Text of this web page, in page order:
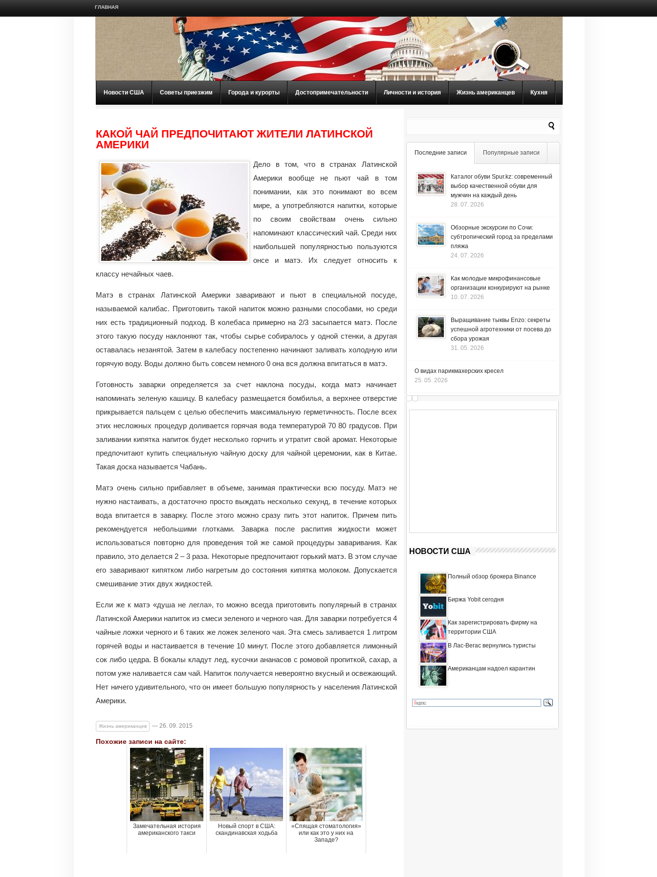
ГЛАВНАЯ
Новости США Советы приезжим Города и курорты Достопримечательности Личности и история Жизнь американцев Кухня
КАКОЙ ЧАЙ ПРЕДПОЧИТАЮТ ЖИТЕЛИ ЛАТИНСКОЙ
АМЕРИКИ
Дело в том, что в странах Латинской
Америки вообще не пьют чай в том
понимании, как это понимают во всем
мире, а употребляются напитки, которые
по своим свойствам очень сильно
напоминают классический чай. Среди них
наибольшей популярностью пользуются
онсе и матэ. Их следует относить к
классу нечайных чаев.
Матэ в странах Латинской Америки заваривают и пьют в специальной посуде,
называемой калибас. Приготовить такой напиток можно разными способами, но среди
них есть традиционный подход. В колебаса примерно на 2/3 засыпается матэ. После
этого такую посуду наклоняют так, чтобы сырье собиралось у одной стенки, а другая
оставалась незанятой. Затем в калебасу постепенно начинают заливать холодную или
горячую воду. Воды должно быть совсем немного 0 она вся должна впитаться в матэ.
Готовность заварки определяется за счет наклона посуды, когда матэ начинает
напоминать зеленую кашицу. В калебасу размещается бомбилья, а верхнее отверстие
прикрывается пальцем с целью обеспечить максимальную герметичность. После всех
этих несложных процедур доливается горячая вода температурой 70 80 градусов. При
заливании кипятка напиток будет несколько горчить и утратит свой аромат. Некоторые
предпочитают купить специальную чайную доску для чайной церемонии, как в Китае.
Такая доска называется Чабань.
Матэ очень сильно прибавляет в объеме, занимая практически всю посуду. Матэ не
нужно настаивать, а достаточно просто выждать несколько секунд, в течение которых
вода впитается в заварку. После этого можно сразу пить этот напиток. Причем пить
рекомендуется небольшими глотками. Заварка после распития жидкости может
использоваться повторно для проведения той же самой процедуры заваривания. Как
правило, это делается 2 – 3 раза. Некоторые предпочитают горький матэ. В этом случае
его заваривают кипятком либо нагретым до состояния кипятка молоком. Допускается
смешивание этих двух жидкостей.
Если же к матэ «душа не легла», то можно всегда приготовить популярный в странах
Латинской Америки напиток из смеси зеленого и черного чая. Для заварки потребуется 4
чайные ложки черного и 6 таких же ложек зеленого чая. Эта смесь заливается 1 литром
горячей воды и настаивается в течение 10 минут. После этого добавляется лимонный
сок либо цедра. В бокалы кладут лед, кусочки ананасов с ромовой пропиткой, сахар, а
потом уже наливается сам чай. Напиток получается невероятно вкусный и освежающий.
Нет ничего удивительного, что он имеет большую популярность у населения Латинской
Америки.
Жизнь американцев — 26. 09. 2015
Похожие записи на сайте:
Замечательная история
американского такси
Новый спорт в США:
скандинавская ходьба
«Спящая стоматология»
или как это у них на
Западе?
Последние записи Популярные записи
Каталог обуви Spur.kz: современный
выбор качественной обуви для
мужчин на каждый день
28. 07. 2026
Обзорные экскурсии по Сочи:
субтропический город за пределами
пляжа
24. 07. 2026
Как молодые микрофинансовые
организации конкурируют на рынке
10. 07. 2026
Выращивание тыквы Enzo: секреты
успешной агротехники от посева до
сбора урожая
31. 05. 2026
О видах парикмахерских кресел
25. 05. 2026
НОВОСТИ США
Полный обзор брокера Binance
Биржа Yobit сегодня
Как зарегистрировать фирму на
территории США
В Лас-Вегас вернулись туристы
Американцам надоел карантин